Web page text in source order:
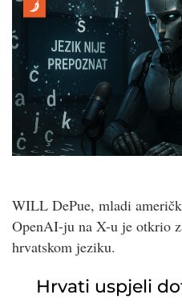
WILL DePue, mladi
OpenAI-ju na X-u je otkrio
hrvatskom jeziku.
Hrvati uspjeli